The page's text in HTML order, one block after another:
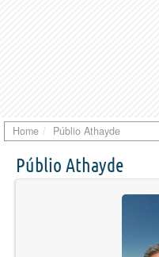
Home Públio Athayde
Públio Athayde